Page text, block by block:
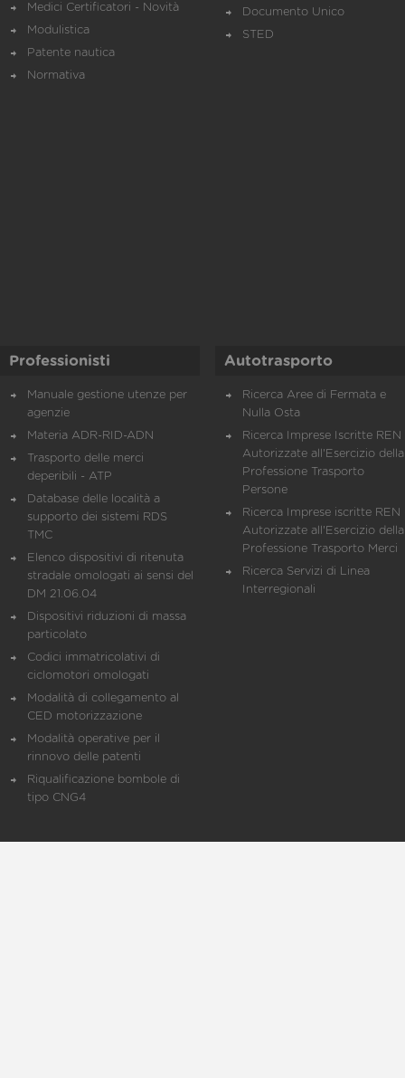
Medici Certificatori - Novità
Modulistica
Patente nautica
Normativa
Documento Unico
STED
Professionisti
Manuale gestione utenze per
agenzie
Materia ADR-RID-ADN
Trasporto delle merci
deperibili - ATP
Database delle località a
supporto dei sistemi RDS
TMC
Elenco dispositivi di ritenuta
stradale omologati ai sensi del
DM 21.06.04
Dispositivi riduzioni di massa
particolato
Codici immatricolativi di
ciclomotori omologati
Modalità di collegamento al
CED motorizzazione
Modalità operative per il
rinnovo delle patenti
Riqualificazione bombole di
tipo CNG4
Autotrasporto
Ricerca Aree di Fermata e
Nulla Osta
Ricerca Imprese Iscritte REN
Autorizzate all'Esercizio della
Professione Trasporto
Persone
Ricerca Imprese iscritte REN
Autorizzate all'Esercizio della
Professione Trasporto Merci
Ricerca Servizi di Linea
Interregionali